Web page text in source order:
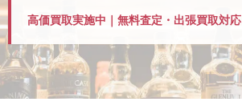
高価買取実施中｜無料査定・出張買取対応